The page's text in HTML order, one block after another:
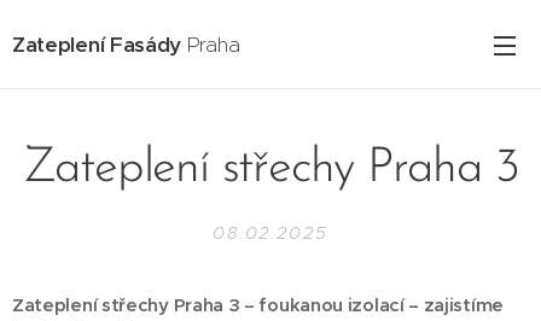
Zateplení Fasády Praha
Zateplení střechy Praha 3
08.02.2025
Zateplení střechy Praha 3 – foukanou izolací – zajistíme